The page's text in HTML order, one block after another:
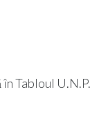
Tabloul